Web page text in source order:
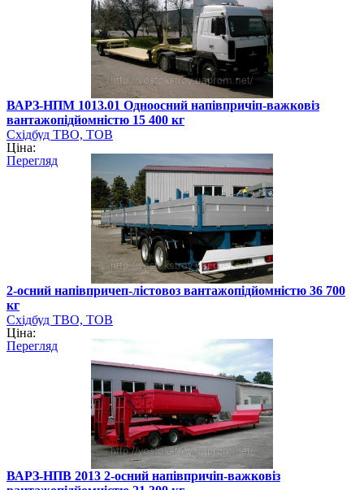
ВАРЗ-НПМ 1013.01 Одноосний напівпричіп-важковіз
вантажопідйомністю 15 400 кг
Східбуд ТВО, ТОВ
Ціна:
Перегляд
2-осний напівпричеп-лістовоз вантажопідйомністю 36 700
кг
Східбуд ТВО, ТОВ
Ціна:
Перегляд
ВАРЗ-НПВ 2013 2-осний напівпричіп-важковіз